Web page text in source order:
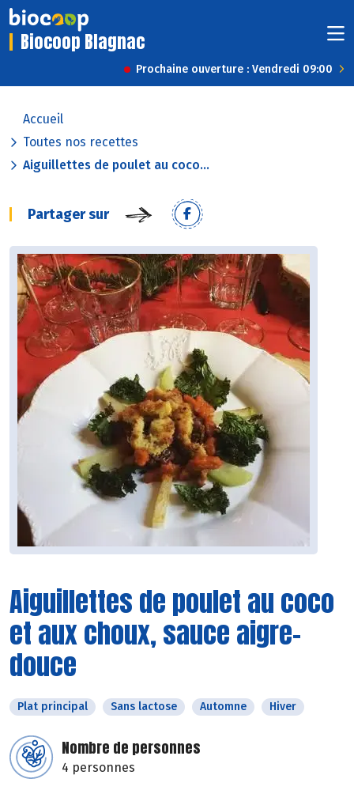
Biocoop Blagnac
Prochaine ouverture : Vendredi 09:00
Accueil
Toutes nos recettes
Aiguillettes de poulet au coco...
Partager sur
Aiguillettes de poulet au coco
et aux choux, sauce aigre-
douce
Plat principal Sans lactose Automne Hiver
Nombre de personnes
4 personnes